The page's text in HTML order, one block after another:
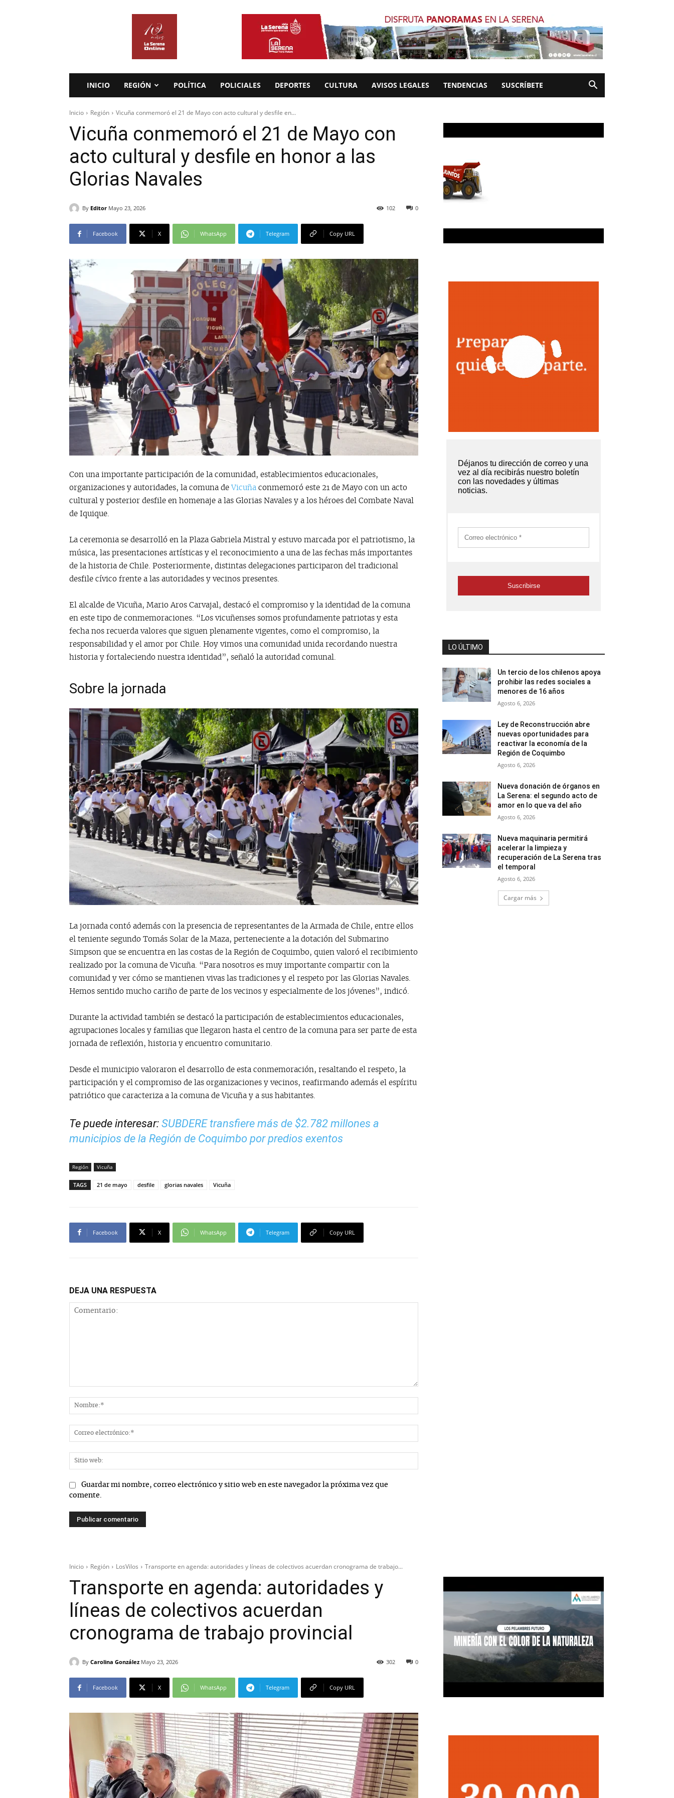
INICIO REGIÓN POLÍTICA POLICIALES DEPORTES CULTURA AVISOS LEGALES TENDENCIAS SUSCRÍBETE
Inicio Región Vicuña conmemoró el 21 de Mayo con acto cultural y desfile en...
Vicuña conmemoró el 21 de Mayo con
acto cultural y desfile en honor a las
Glorias Navales
By Editor Mayo 23, 2026 0
102
Facebook X WhatsApp Telegram Copy URL
Con una importante participación de la comunidad, establecimientos educacionales,
organizaciones y autoridades, la comuna de Vicuña conmemoró este 21 de Mayo con un acto
cultural y posterior desfile en homenaje a las Glorias Navales y a los héroes del Combate Naval
de Iquique.
La ceremonia se desarrolló en la Plaza Gabriela Mistral y estuvo marcada por el patriotismo, la
música, las presentaciones artísticas y el reconocimiento a una de las fechas más importantes
de la historia de Chile. Posteriormente, distintas delegaciones participaron del tradicional
desfile cívico frente a las autoridades y vecinos presentes.
El alcalde de Vicuña, Mario Aros Carvajal, destacó el compromiso y la identidad de la comuna
en este tipo de conmemoraciones. “Los vicuñenses somos profundamente patriotas y esta
fecha nos recuerda valores que siguen plenamente vigentes, como el compromiso, la
responsabilidad y el amor por Chile. Hoy vimos una comunidad unida recordando nuestra
historia y fortaleciendo nuestra identidad”, señaló la autoridad comunal.
Sobre la jornada
La jornada contó además con la presencia de representantes de la Armada de Chile, entre ellos
el teniente segundo Tomás Solar de la Maza, perteneciente a la dotación del Submarino
Simpson que se encuentra en las costas de la Región de Coquimbo, quien valoró el recibimiento
realizado por la comuna de Vicuña. “Para nosotros es muy importante compartir con la
comunidad y ver cómo se mantienen vivas las tradiciones y el respeto por las Glorias Navales.
Hemos sentido mucho cariño de parte de los vecinos y especialmente de los jóvenes”, indicó.
Durante la actividad también se destacó la participación de establecimientos educacionales,
agrupaciones locales y familias que llegaron hasta el centro de la comuna para ser parte de esta
jornada de reflexión, historia y encuentro comunitario.
Desde el municipio valoraron el desarrollo de esta conmemoración, resaltando el respeto, la
participación y el compromiso de las organizaciones y vecinos, reafirmando además el espíritu
patriótico que caracteriza a la comuna de Vicuña y a sus habitantes.
Te puede interesar: SUBDERE transfiere más de $2.782 millones a
municipios de la Región de Coquimbo por predios exentos
Región Vicuña
TAGS 21 de mayo desfile glorias navales Vicuña
Facebook X WhatsApp Telegram Copy URL
DEJA UNA RESPUESTA
Guardar mi nombre, correo electrónico y sitio web en este navegador la próxima vez que
comente.
LO ÚLTIMO
Un tercio de los chilenos apoya
prohibir las redes sociales a
menores de 16 años
Agosto 6, 2026
Ley de Reconstrucción abre
nuevas oportunidades para
reactivar la economía de la
Región de Coquimbo
Agosto 6, 2026
Nueva donación de órganos en
La Serena: el segundo acto de
amor en lo que va del año
Agosto 6, 2026
Nueva maquinaria permitirá
acelerar la limpieza y
recuperación de La Serena tras
el temporal
Agosto 6, 2026
Cargar más